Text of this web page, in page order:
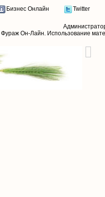
Бизнес Онлайн Twitter
Фураж Он-Лайн. Использование